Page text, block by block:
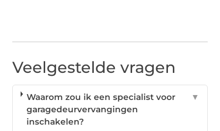
Veelgestelde vragen
Waarom zou ik een specialist voor
garagedeurvervangingen
inschakelen?
▼